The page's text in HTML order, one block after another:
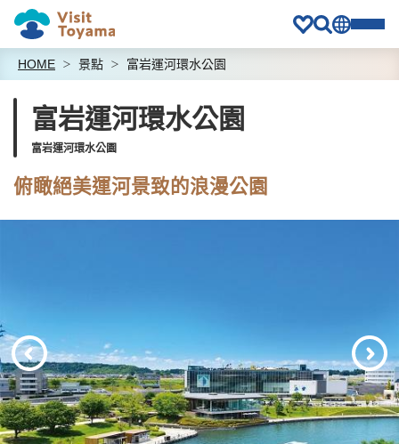
HOME 景點 富岩運河環水公園
富岩運河環水公園
富岩運河環水公園
俯瞰絕美運河景致的浪漫公園